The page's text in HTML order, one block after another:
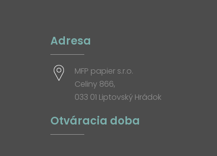
Adresa
MFP papier s.r.o.
Celiny 866,
033 01 Liptovský Hrádok
Otváracia doba